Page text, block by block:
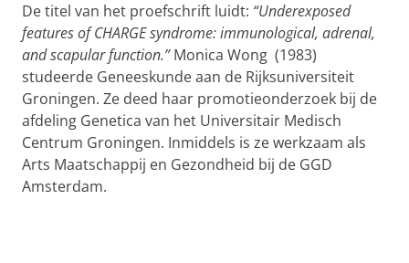
De titel van het proefschrift luidt: “Underexposed
features of CHARGE syndrome: immunological, adrenal,
and scapular function.”Monica Wong (1983)
studeerde Geneeskunde aan de Rijksuniversiteit
Groningen. Ze deed haar promotieonderzoek bij de
afdeling Genetica van het Universitair Medisch
Centrum Groningen. Inmiddels is ze werkzaam als
Arts Maatschappij en Gezondheid bij de GGD
Amsterdam.